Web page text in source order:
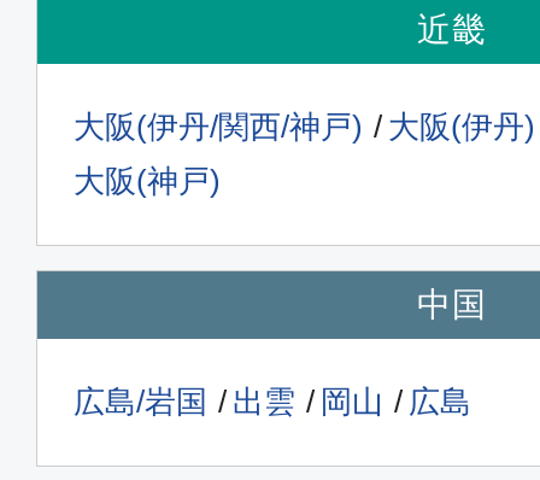
近畿
大阪(伊丹/関西/神戸)
大阪(伊丹)
大阪(神戸)
中国
広島/岩国 出雲 岡山 広島